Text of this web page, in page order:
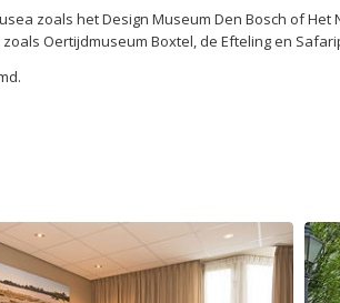
zoals het Design Museum Den Bosch of
Oertijdmuseum Boxtel, de Efteling en